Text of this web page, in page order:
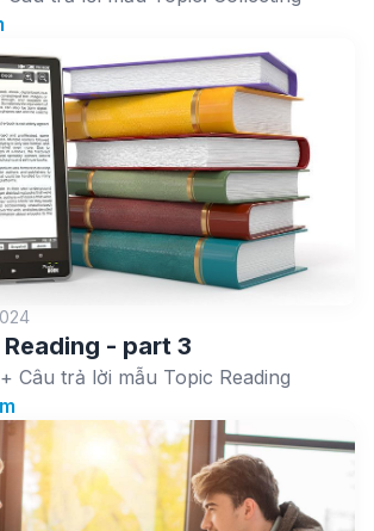
- part 3
Câu trả lời mẫu Topic Reading